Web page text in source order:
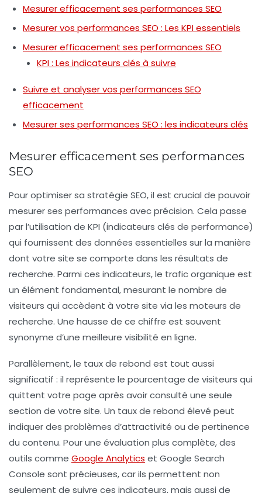
Mesurer efficacement ses performances SEO
Mesurer vos performances SEO : Les KPI essentiels
Mesurer efficacement ses performances SEO
KPI : Les indicateurs clés à suivre
Suivre et analyser vos performances SEO
efficacement
Mesurer ses performances SEO : les indicateurs clés
Mesurer efficacement ses performances
SEO
Pour optimiser sa stratégie SEO, il est crucial de pouvoir
mesurer ses performances avec précision. Cela passe
par l’utilisation de KPI (indicateurs clés de performance)
qui fournissent des données essentielles sur la manière
dont votre site se comporte dans les résultats de
recherche. Parmi ces indicateurs, le trafic organique est
un élément fondamental, mesurant le nombre de
visiteurs qui accèdent à votre site via les moteurs de
recherche. Une hausse de ce chiffre est souvent
synonyme d’une meilleure visibilité en ligne.
Parallèlement, le taux de rebond est tout aussi
significatif : il représente le pourcentage de visiteurs qui
quittent votre page après avoir consulté une seule
section de votre site. Un taux de rebond élevé peut
indiquer des problèmes d’attractivité ou de pertinence
du contenu. Pour une évaluation plus complète, des
outils comme Google Analytics et Google Search
Console sont précieuses, car ils permettent non
seulement de suivre ces indicateurs, mais aussi de